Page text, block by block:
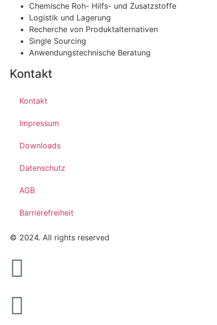
Chemische Roh- Hilfs- und Zusatzstoffe
Logistik und Lagerung
Recherche von Produktalternativen
Single Sourcing
Anwendungstechnische Beratung
Kontakt
Kontakt
Impressum
Downloads
Datenschutz
AGB
Barrierefreiheit
© 2024. All rights reserved